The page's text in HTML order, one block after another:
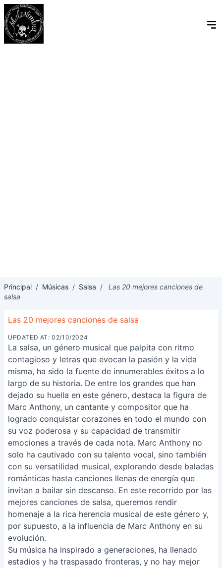
Principal / Músicas / Salsa /
Las 20 mejores canciones de
salsa
Las 20 mejores canciones de salsa
UPDATED AT: 02/10/2024
La salsa, un género musical que palpita con ritmo
contagioso y letras que evocan la pasión y la vida
misma, ha sido la fuente de innumerables éxitos a lo
largo de su historia. De entre los grandes que han
dejado su huella en este género, destaca la figura de
Marc Anthony, un cantante y compositor que ha
logrado conquistar corazones en todo el mundo con
su voz poderosa y su capacidad de transmitir
emociones a través de cada nota. Marc Anthony no
solo ha cautivado con su talento vocal, sino también
con su versatilidad musical, explorando desde baladas
románticas hasta canciones llenas de energía que
invitan a bailar sin descanso. En este recorrido por las
mejores canciones de salsa, queremos rendir
homenaje a la rica herencia musical de este género y,
por supuesto, a la influencia de Marc Anthony en su
evolución.
Su música ha inspirado a generaciones, ha llenado
estadios y ha traspasado fronteras, y no hay mejor